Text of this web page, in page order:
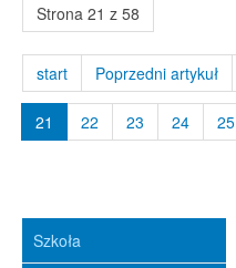
Strona 21 z 58
start Poprzedni artykuł
21 22 23 24 25
Szkoła